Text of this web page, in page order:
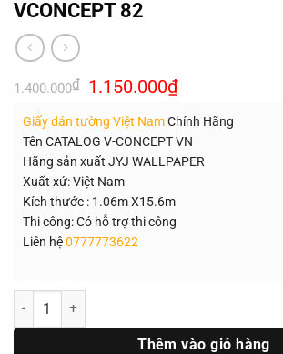
VCONCEPT 82
1.400.000₫ Giá
gốc
1.400.000₫.
1.150.000₫Giá
hiện
là:
1.150.000₫.
Giấy dán tường Việt NamChính Hãng
Tên CATALOG V-CONCEPT VN
Hãng sản xuất JYJ WALLPAPER
Xuất xứ: Việt Nam
Kích thước : 1.06m X15.6m
Thi công: Có hỗ trợ thi công
Liên hệ0777773622
Số lượng
Thêm vào giỏ hàng